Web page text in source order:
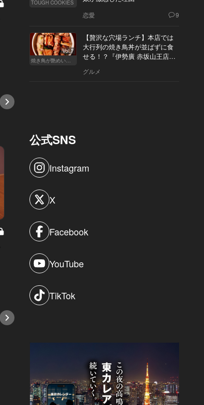
名。渋谷の会員制バーで野心が交わ
#イベント
ェスな
男と女の答えあわせ【A】 Vol.308
際2年で突然プロポーズ。彼の心が
変わった“理由”とは
#小説
TOUGH COOKIES
恋愛 9
Vol.7
焼き鳥が艶めいてきた
【贅沢な穴場ランチ】本店では
大行列の焼き鳥丼が並ばずに食
せる！？『伊勢廣 赤坂山王店』
グルメ
公式SNS
Instagram
X
Facebook
YouTube
TikTok